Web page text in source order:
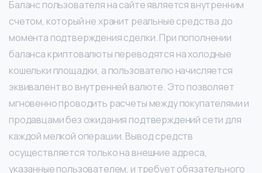
Баланс пользователя на сайте является внутренним
счетом, который не хранит реальные средства до
момента подтверждения сделки. При пополнении
баланса криптовалюты переводятся на холодные
кошельки площадки, а пользователю начисляется
эквивалент во внутренней валюте. Это позволяет
мгновенно проводить расчеты между покупателями и
продавцами без ожидания подтверждений сети для
каждой мелкой операции. Вывод средств
осуществляется только на внешние адреса,
указанные пользователем, и требует обязательного